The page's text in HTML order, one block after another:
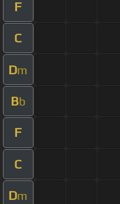
F
C
Dm
Bb
F
C
Dm